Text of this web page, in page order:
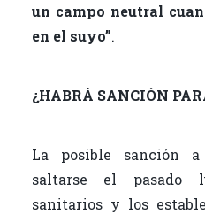
un campo neutral
en el suyo”.
¿HABRÁ SANCIÓN
La posible sanción
saltarse el pasado
sanitarios y los